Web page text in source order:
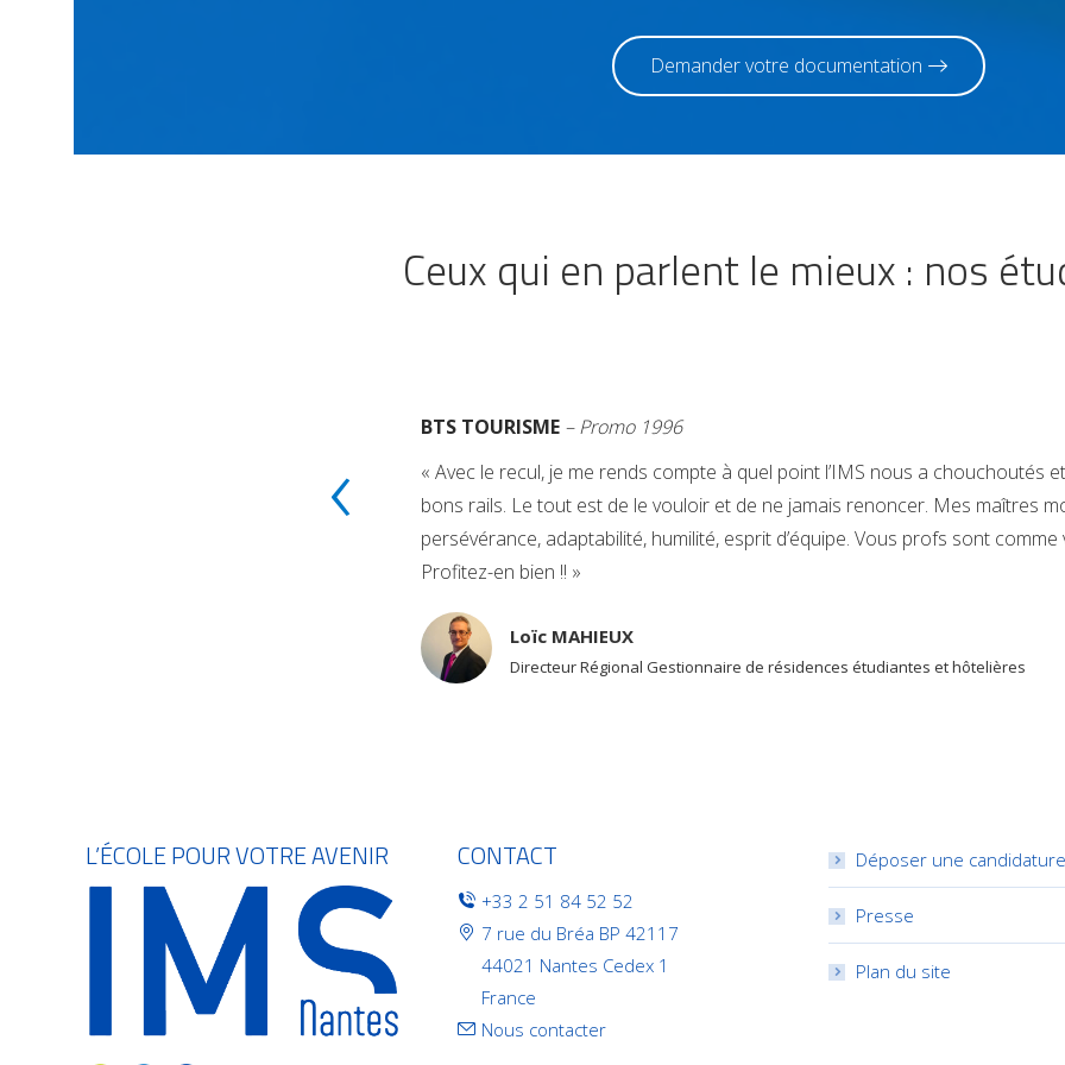
Demander votre documentation
Ceux qui en parlent le mieux : nos
BTS TOURISME – Promo 1996
« Avec le recul, je me rends compte à quel point l’IMS nous a chouchoutés
bons rails. Le tout est de le vouloir et de ne jamais renoncer. Mes maîtres
persévérance, adaptabilité, humilité, esprit d’équipe. Vous profs sont comme
Profitez-en bien !! »
Loïc MAHIEUX
Directeur Régional Gestionnaire de résidences étudiantes et hôtelières
‹
L’ÉCOLE POUR VOTRE AVENIR CONTACT
+33 2 51 84 52 52
7 rue du Bréa BP 42117
44021 Nantes Cedex 1
France
Nous contacter
Déposer une candidature
Presse
Plan du site